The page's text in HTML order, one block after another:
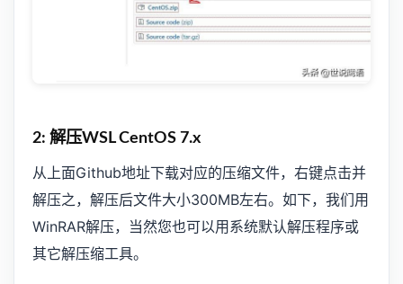
2: 解压WSL CentOS 7.x
从上面Github地址下载对应的压缩文件，右键点击并
解压之，解压后文件大小300MB左右。如下，我们用
WinRAR解压，当然您也可以用系统默认解压程序或
其它解压缩工具。